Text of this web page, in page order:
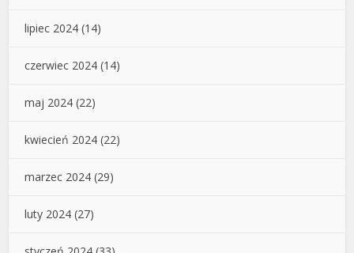
lipiec 2024 (14)
czerwiec 2024 (14)
maj 2024 (22)
kwiecień 2024 (22)
marzec 2024 (29)
luty 2024 (27)